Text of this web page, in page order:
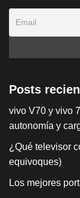
Posts
vivo V70 y vivo
autonomía y
¿Qué televisor
equivoques)
Los mejores